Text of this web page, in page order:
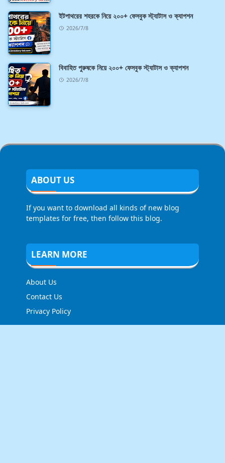
ইটপাথরের শহরকে নিয়ে ২০০+ ফেসবুক স্ট্যাটাস ও ক্যাপশন
2026/7/8
বিবাহিত পুরুষকে নিয়ে ২০০+ ফেসবুক স্ট্যাটাস ও ক্যাপশন
2026/7/8
ABOUT US
If you want to download all kinds of new blog
templates for free, then follow this blog.
LEARN MORE
About Us
Contact Us
Privacy Policy